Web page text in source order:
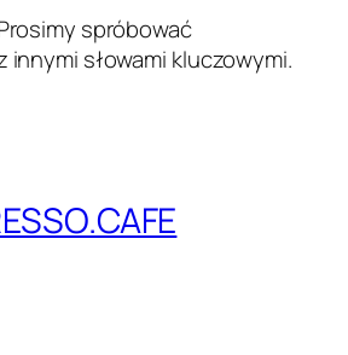
spróbować
innymi słowami kluczowymi.